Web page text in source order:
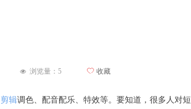
剪辑调色、配音配乐、特效等。要知道，很多人对短
ꄀ 收藏
넶 浏览量： 5